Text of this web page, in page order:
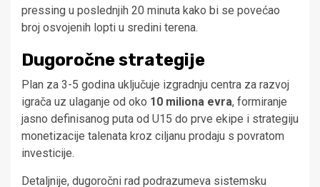
pressing u poslednjih 20 minuta kako bi se povećao
broj osvojenih lopti u sredini terena.
Dugoročne strategije
Plan za 3-5 godina uključuje izgradnju centra za razvoj
igrača uz ulaganje od oko 10 miliona evra, formiranje
jasno definisanog puta od U15 do prve ekipe i strategiju
monetizacije talenata kroz ciljanu prodaju s povratom
investicije.
Detaljnije, dugoročni rad podrazumeva sistemsku